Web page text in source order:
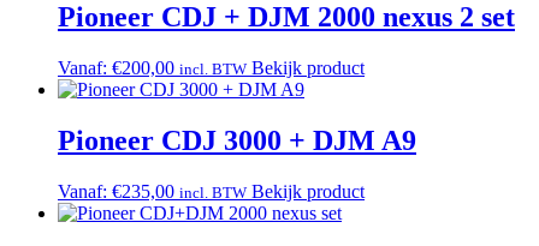
Pioneer CDJ + DJM 2000 nexus 2 set
Vanaf: €200,00 incl. BTW Bekijk product
Pioneer CDJ 3000 + DJM A9
Vanaf: €235,00 incl. BTW Bekijk product